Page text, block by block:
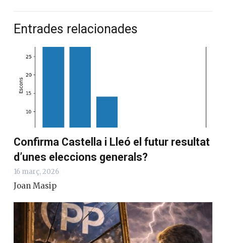
Entrades relacionades
Confirma Castella i Lleó el futur resultat
d’unes eleccions generals?
16 març, 2026
Joan Masip